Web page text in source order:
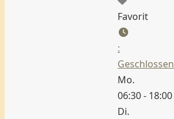
Favorit
:
Geschlossen
Mo.
06:30 - 18:00
Di.